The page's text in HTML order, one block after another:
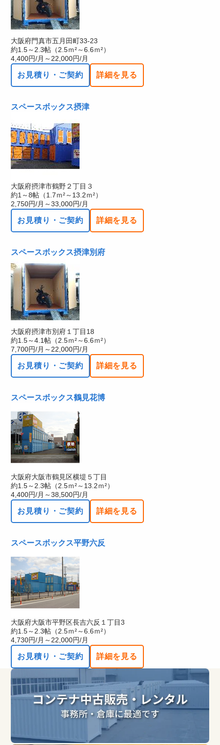
大阪府門真市五月田町33-23
約1.5～2.3帖（2.5ｍ²～6.6ｍ²）
4,400円/月～22,000円/月
お見積り・ご契約 詳細を見る
スペースボックス摂津
大阪府摂津市鶴野２丁目３
約1～8帖（1.7ｍ²～13.2ｍ²）
2,750円/月～33,000円/月
お見積り・ご契約 詳細を見る
スペースボックス摂津別府
大阪府摂津市別府１丁目18
約1.5～4.1帖（2.5ｍ²～6.6ｍ²）
7,700円/月～22,000円/月
お見積り・ご契約 詳細を見る
スペースボックス鶴見花博
大阪府大阪市鶴見区横堤５丁目
約1.5～2.3帖（2.5ｍ²～13.2ｍ²）
4,400円/月～38,500円/月
お見積り・ご契約 詳細を見る
スペースボックス平野六反
大阪府大阪市平野区長吉六反１丁目3
約1.5～2.3帖（2.5ｍ²～6.6ｍ²）
4,730円/月～22,000円/月
お見積り・ご契約 詳細を見る